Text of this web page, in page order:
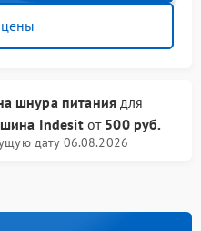
шнура питаниядля
Indesitот 500 руб.
дату 06.08.2026